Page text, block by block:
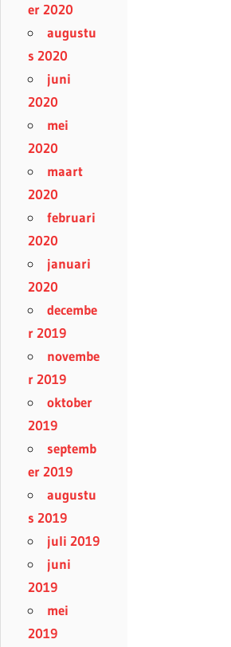
er 2020
augustu
s 2020
juni
2020
mei
2020
maart
2020
februari
2020
januari
2020
decembe
r 2019
novembe
r 2019
oktober
2019
septemb
er 2019
augustu
s 2019
juli 2019
juni
2019
mei
2019